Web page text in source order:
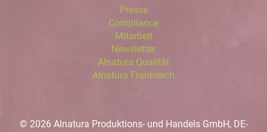
Presse
Compliance
Mitarbeit
Newsletter
Alnatura Qualität
Alnatura Frankreich
© 2026 Alnatura Produktions- und Handels GmbH, DE-